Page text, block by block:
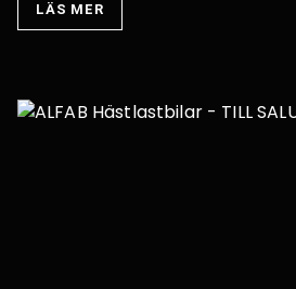
LÄS MER